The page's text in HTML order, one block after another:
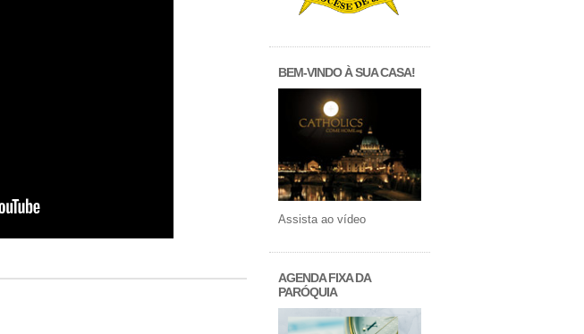
BEM-VINDO À SUA CASA!
Assista ao vídeo
AGENDA FIXA DA
PARÓQUIA